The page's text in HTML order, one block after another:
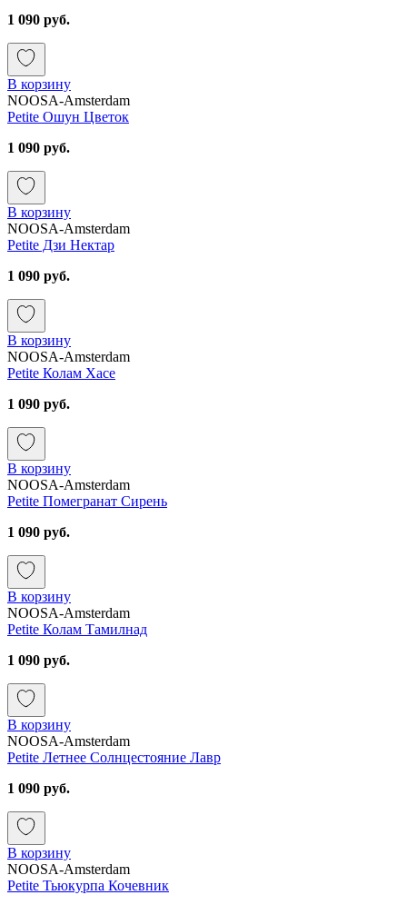
1 090 руб.
В корзину
NOOSA-Amsterdam
Petite Ошун Цветок
1 090 руб.
В корзину
NOOSA-Amsterdam
Petite Дзи Нектар
1 090 руб.
В корзину
NOOSA-Amsterdam
Petite Колам Хасе
1 090 руб.
В корзину
NOOSA-Amsterdam
Petite Помегранат Сирень
1 090 руб.
В корзину
NOOSA-Amsterdam
Petite Колам Тамилнад
1 090 руб.
В корзину
NOOSA-Amsterdam
Petite Летнее Солнцестояние Лавр
1 090 руб.
В корзину
NOOSA-Amsterdam
Petite Тьюкурпа Кочевник